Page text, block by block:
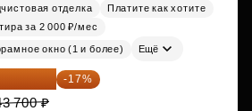
отделка
Платите как хотите
за 2 000 ₽/мес
окно (1 и более) Ещё
271 ₽ -17%
700 ₽